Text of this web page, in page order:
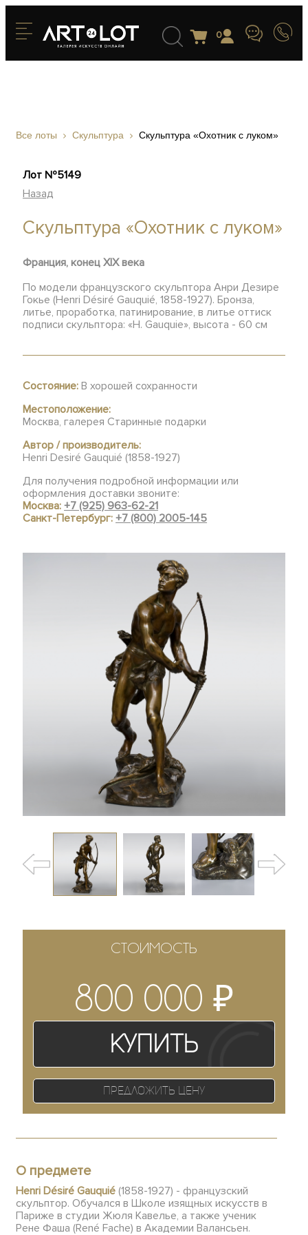
0
Все лоты Скульптура Скульптура «Охотник с луком»
Лот №5149
Назад
Скульптура «Охотник с луком»
Франция, конец XIX века
По модели французского скульптора Анри Дезире
Гокье (Henri Désiré Gauquié, 1858-1927). Бронза,
литье, проработка, патинирование, в литье оттиск
подписи скульптора: «H. Gauquie», высота - 60 см
Состояние: В хорошей сохранности
Местоположение:
Москва, галерея Старинные подарки
Автор / производитель:
Henri Desiré Gauquié (1858-1927)
Для получения подробной информации или
оформления доставки звоните:
Москва:+7 (925) 963-62-21
Санкт-Петербург:+7 (800) 2005-145
СТОИМОСТЬ
800 000 ₽
Купить
Предложить цену
О предмете
Henri Désiré Gauquié (1858-1927) - французский
скульптор. Обучался в Школе изящных искусств в
Париже в студии Жюля Кавелье, а также ученик
Рене Фаша (René Fache) в Академии Валансьен.